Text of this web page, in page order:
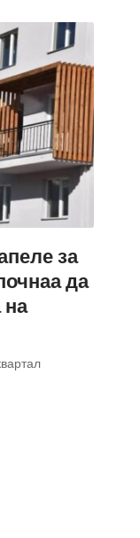
за
да
на